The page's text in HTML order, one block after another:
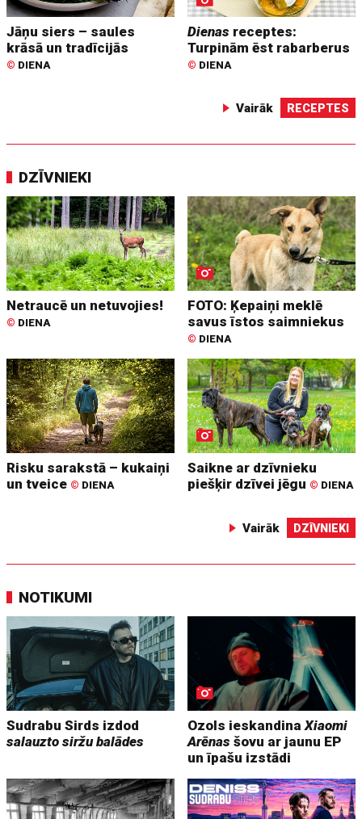
Jāņu siers – saules
krāsā un tradīcijās
© DIENA
Dienas receptes:
Turpinām ēst rabarberus
© DIENA
Vairāk RECEPTES
DZĪVNIEKI
Netraucē un netuvojies!
© DIENA
FOTO: Ķepaiņi meklē
savus īstos saimniekus
© DIENA
Risku sarakstā – kukaiņi
un tveice © DIENA
Saikne ar dzīvnieku
piešķir dzīvei jēgu © DIENA
Vairāk DZĪVNIEKI
NOTIKUMI
Sudrabu Sirds izdod
salauzto siržu balādes
Ozols ieskandinaXiaomi
Arēnas šovu ar jaunu EP
un īpašu izstādi